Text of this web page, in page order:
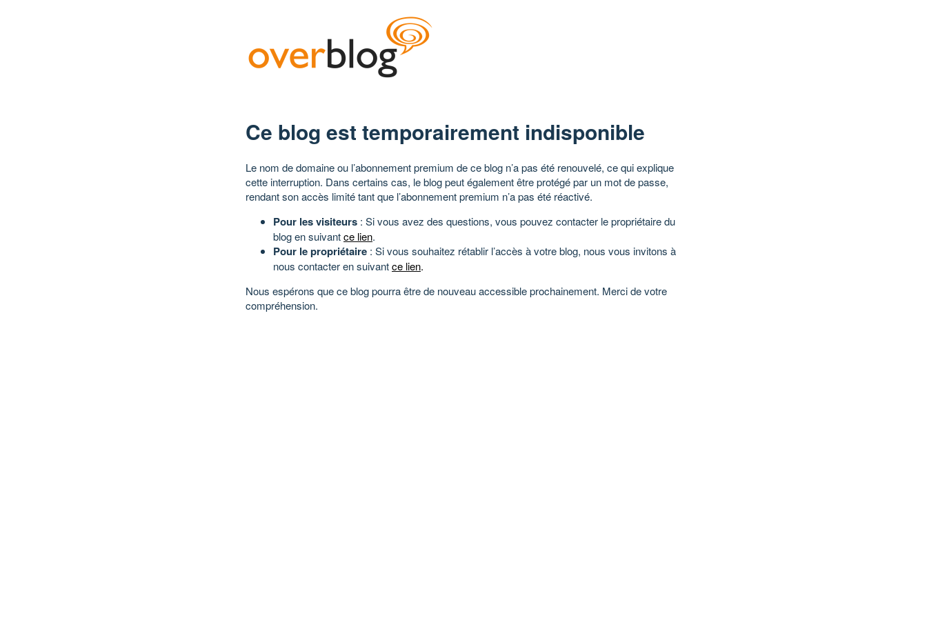
Ce blog est temporairement indisponible
Le nom de domaine ou l’abonnement premium de ce blog n’a pas été renouvelé, ce qui explique
cette interruption. Dans certains cas, le blog peut également être protégé par un mot de passe,
rendant son accès limité tant que l’abonnement premium n’a pas été réactivé.
Pour les visiteurs : Si vous avez des questions, vous pouvez contacter le propriétaire du
blog en suivantce lien.
Pour le propriétaire : Si vous souhaitez rétablir l’accès à votre blog, nous vous invitons à
nous contacter en suivantce lien.
Nous espérons que ce blog pourra être de nouveau accessible prochainement. Merci de votre
compréhension.